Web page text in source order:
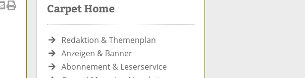
e
Carpet Home
Redaktion & Themenplan
Anzeigen & Banner
Abonnement & Leserservice